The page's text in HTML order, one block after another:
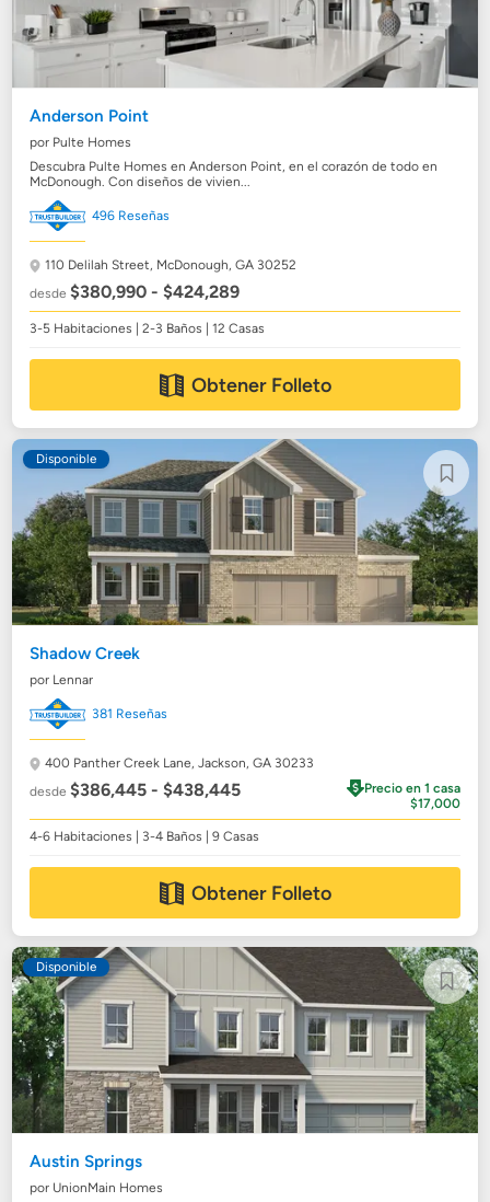
Anderson Point
por Pulte Homes
Descubra Pulte Homes en Anderson Point, en el corazón de todo en
McDonough. Con diseños de vivien...
496 Reseñas
110 Delilah Street, McDonough, GA 30252
desde$380,990 - $424,289
3-5 Habitaciones | 2-3 Baños | 12 Casas
Obtener Folleto
Disponible
Shadow Creek
por Lennar
381 Reseñas
400 Panther Creek Lane,Jackson, GA 30233
desde$386,445 - $438,445
Precio en 1 casa
$17,000
4-6 Habitaciones | 3-4 Baños | 9 Casas
Obtener Folleto
Disponible
Austin Springs
por UnionMain Homes